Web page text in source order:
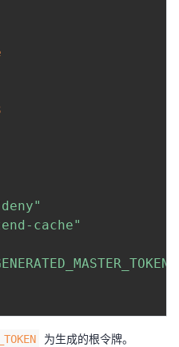
cache"
为生成的根令牌。